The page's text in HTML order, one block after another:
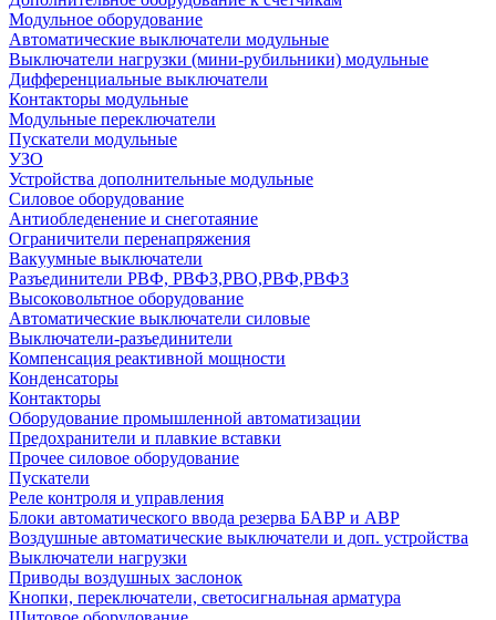
Модульное оборудование
Автоматические выключатели модульные
Выключатели нагрузки (мини-рубильники) модульные
Дифференциальные выключатели
Контакторы модульные
Модульные переключатели
Пускатели модульные
УЗО
Устройства дополнительные модульные
Силовое оборудование
Антиобледенение и снеготаяние
Ограничители перенапряжения
Вакуумные выключатели
Разъединители РВФ, РВФЗ,РВО,РВФ,РВФЗ
Высоковольтное оборудование
Автоматические выключатели cиловые
Выключатели-разъединители
Компенсация реактивной мощности
Конденсаторы
Контакторы
Оборудование промышленной автоматизации
Предохранители и плавкие вставки
Прочее силовое оборудование
Пускатели
Реле контроля и управления
Блоки автоматического ввода резерва БАВР и АВР
Воздушные автоматические выключатели и доп. устройства
Выключатели нагрузки
Приводы воздушных заслонок
Кнопки, переключатели, светосигнальная арматура